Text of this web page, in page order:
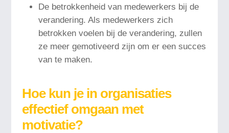
De betrokkenheid van medewerkers bij de
verandering. Als medewerkers zich
betrokken voelen bij de verandering, zullen
ze meer gemotiveerd zijn om er een succes
van te maken.
Hoe kun je in organisaties
effectief omgaan met
motivatie?